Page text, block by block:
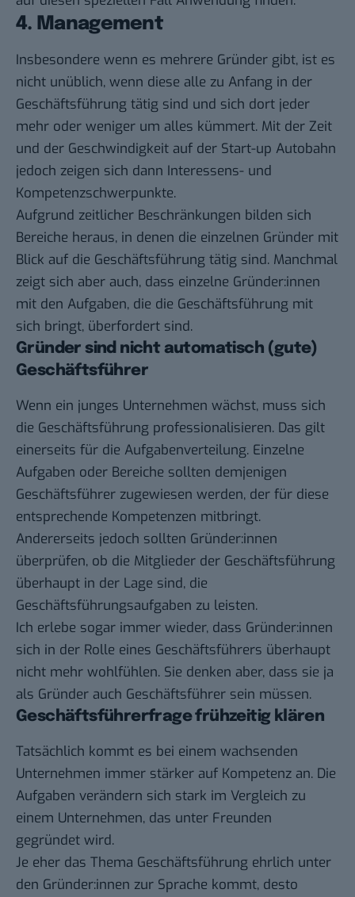
4. Management
Insbesondere wenn es mehrere Gründer gibt, ist es
nicht unüblich, wenn diese alle zu Anfang in der
Geschäftsführung tätig sind und sich dort jeder
mehr oder weniger um alles kümmert. Mit der Zeit
und der Geschwindigkeit auf der Start-up Autobahn
jedoch zeigen sich dann Interessens- und
Kompetenzschwerpunkte.
Aufgrund zeitlicher Beschränkungen bilden sich
Bereiche heraus, in denen die einzelnen Gründer mit
Blick auf die Geschäftsführung tätig sind. Manchmal
zeigt sich aber auch, dass einzelne Gründer:innen
mit den Aufgaben, die die Geschäftsführung mit
sich bringt, überfordert sind.
Gründer sind nicht automatisch (gute)
Geschäftsführer
Wenn ein junges Unternehmen wächst, muss sich
die Geschäftsführung professionalisieren. Das gilt
einerseits für die Aufgabenverteilung. Einzelne
Aufgaben oder Bereiche sollten demjenigen
Geschäftsführer zugewiesen werden, der für diese
entsprechende Kompetenzen mitbringt.
Andererseits jedoch sollten Gründer:innen
überprüfen, ob die Mitglieder der Geschäftsführung
überhaupt in der Lage sind, die
Geschäftsführungsaufgaben zu leisten.
Ich erlebe sogar immer wieder, dass Gründer:innen
sich in der Rolle eines Geschäftsführers überhaupt
nicht mehr wohlfühlen. Sie denken aber, dass sie ja
als Gründer auch Geschäftsführer sein müssen.
Geschäftsführerfrage frühzeitig klären
Tatsächlich kommt es bei einem wachsenden
Unternehmen immer stärker auf Kompetenz an. Die
Aufgaben verändern sich stark im Vergleich zu
einem Unternehmen, das unter Freunden
gegründet wird.
Je eher das Thema Geschäftsführung ehrlich unter
den Gründer:innen zur Sprache kommt, desto